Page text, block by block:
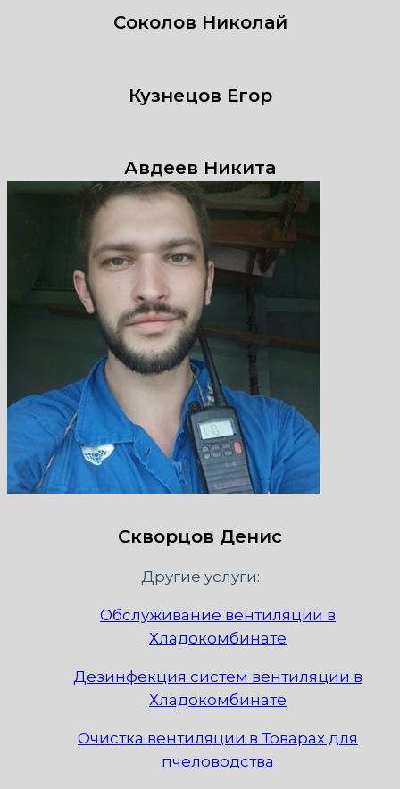
Соколов Николай
Кузнецов Егор
Авдеев Никита
Скворцов Денис
Другие услуги:
Обслуживание вентиляции в
Хладокомбинате
Дезинфекция систем вентиляции в
Хладокомбинате
Очистка вентиляции в Товарах для
пчеловодства